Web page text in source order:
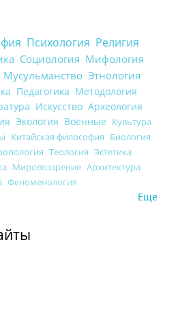
Психология Религия
Социология Мифология
Мусульманство Этнология
Педагогика Методология
Искусство Археология
Экология Военные Культура
Китайская философия Биология
Теология Эстетика
Мировоззрение Архитектура
Феноменология
Еще